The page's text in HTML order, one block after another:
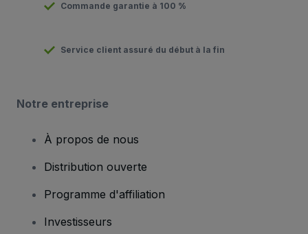
Commande garantie à 100 %
Service client assuré du début à la fin
Notre entreprise
À propos de nous
Distribution ouverte
Programme d'affiliation
Investisseurs